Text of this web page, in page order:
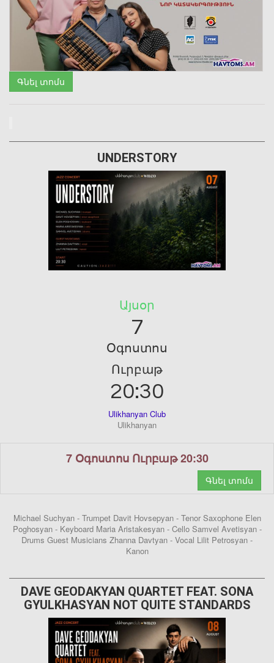
Գնել տոմս
UNDERSTORY
Այսօր
7
Օգոստոս
Ուրբաթ
20:30
Ulikhanyan Club
Ulikhanyan
7 Օգոստոս Ուրբաթ 20:30
Գնել տոմս
Michael Suchyan - Trumpet Davit Hovsepyan - Tenor Saxophone Elen
Poghosyan - Keyboard Maria Aristakesyan - Cello Samvel Avetisyan -
Drums Guest Musicians Zhanna Davtyan - Vocal Lilit Petrosyan -
Kanon
DAVE GEODAKYAN QUARTET FEAT. SONA
GYULKHASYAN NOT QUITE STANDARDS